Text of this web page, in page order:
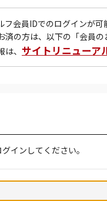
会員IDでのログインが可
の方は、以下の「会員
、 サイトリニューア
インしてください。